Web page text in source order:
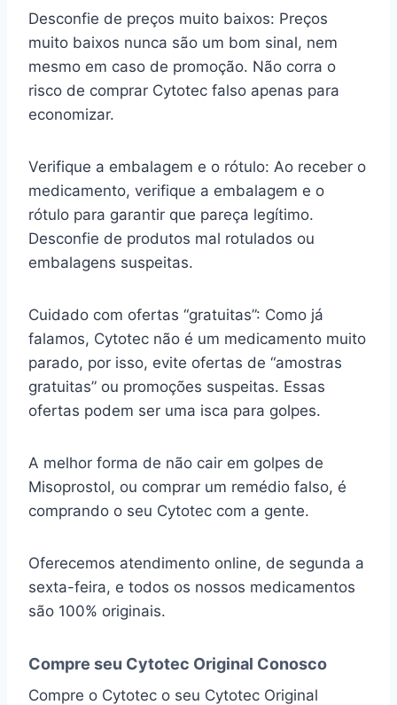
Desconfie de preços muito baixos: Preços
muito baixos nunca são um bom sinal, nem
mesmo em caso de promoção. Não corra o
risco de comprar Cytotec falso apenas para
economizar.
Verifique a embalagem e o rótulo: Ao receber o
medicamento, verifique a embalagem e o
rótulo para garantir que pareça legítimo.
Desconfie de produtos mal rotulados ou
embalagens suspeitas.
Cuidado com ofertas “gratuitas”: Como já
falamos, Cytotec não é um medicamento muito
parado, por isso, evite ofertas de “amostras
gratuitas” ou promoções suspeitas. Essas
ofertas podem ser uma isca para golpes.
A melhor forma de não cair em golpes de
Misoprostol, ou comprar um remédio falso, é
comprando o seu Cytotec com a gente.
Oferecemos atendimento online, de segunda a
sexta-feira, e todos os nossos medicamentos
são 100% originais.
Compre seu Cytotec Original Conosco
Compre o Cytotec o seu Cytotec Original